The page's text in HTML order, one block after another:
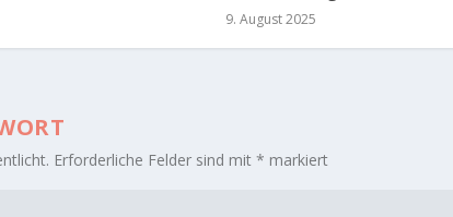
9. August 2025
Erforderliche Felder sind mit* markiert